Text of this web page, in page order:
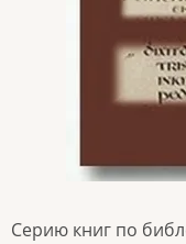
Серию книг по